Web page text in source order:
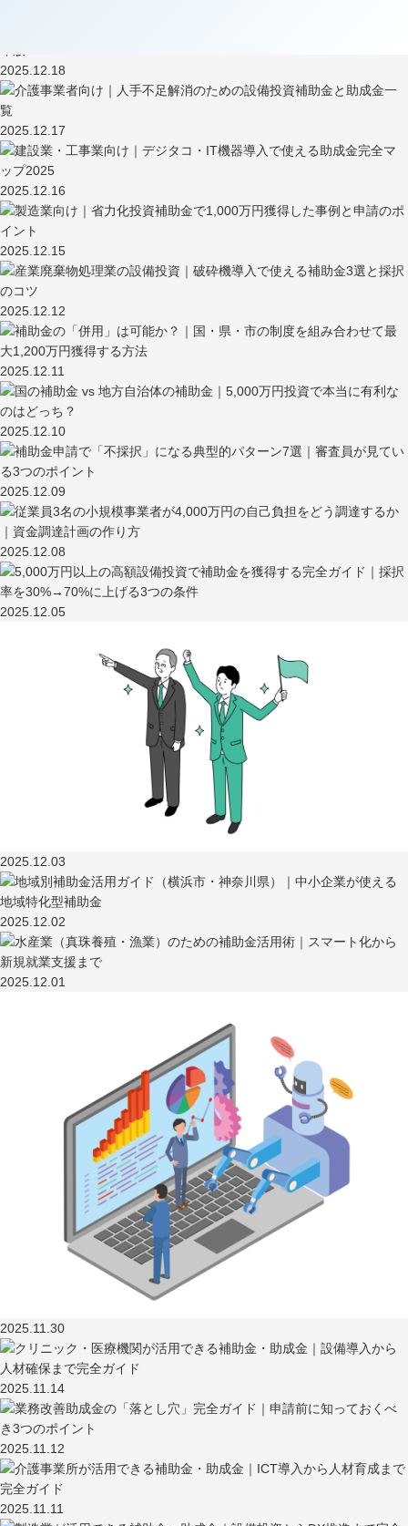
2025.12.18
2025.12.17
2025.12.16
2025.12.15
2025.12.12
2025.12.11
2025.12.10
2025.12.09
2025.12.08
2025.12.05
2025.12.03
2025.12.02
2025.12.01
2025.11.30
2025.11.14
2025.11.12
2025.11.11